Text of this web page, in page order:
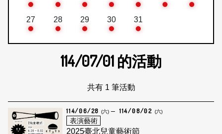
27 28 29 30 31
114/07/01 的活動
共有 1 筆活動
114/06/28 (六) 114/08/02 (六)
表演藝術
2025臺北兒童藝術節